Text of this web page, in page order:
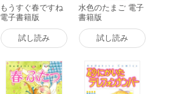
もうすぐ春ですね
電子書籍版
試し読み
水色のたまご 電子
書籍版
試し読み